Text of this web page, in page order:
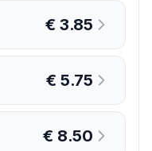
€ 3.85
€ 5.75
€ 8.50